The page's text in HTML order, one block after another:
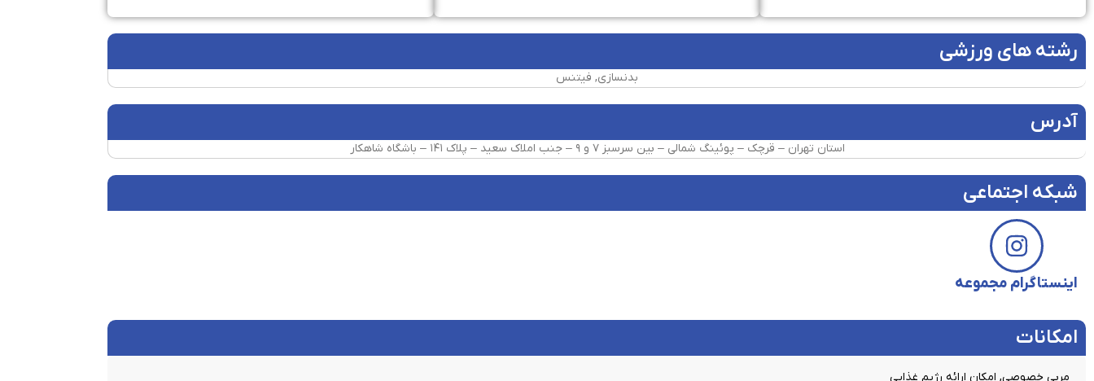
رشته های ورزشی
بدنسازی, فیتنس
آدرس
استان تهران – قرچک – پوئینگ شمالی – بین سرسبز ۷ و ۹ – جنب املاک سعید – پلاک ۱۴۱ – باشگاه شاهکار
شبکه اجتماعی
اینستاگرام مجموعه
امکانات​
مربی خصوصی, امکان ارائه رژیم غذایی